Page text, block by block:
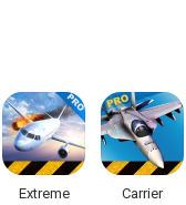
vergeleken op 9
Extreme
Carrier